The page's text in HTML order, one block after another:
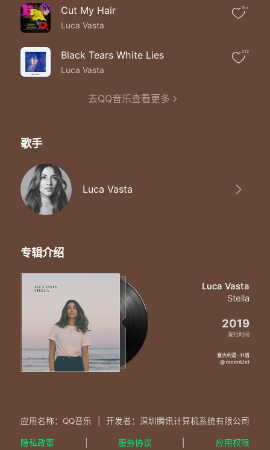
Cut My Hair
Luca Vasta
1k+
Black Tears White Lies
Luca Vasta
222
去QQ音乐查看更多
歌手
Luca Vasta
专辑介绍
Luca Vasta
Stella
2019
发行时间
意大利语 · 11首
@ recordJet
应用名称：QQ音乐 开发者：深圳腾讯计算机系统有限公司
隐私政策 服务协议 应用权限